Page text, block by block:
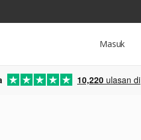
Masuk
10,220 ulasan di